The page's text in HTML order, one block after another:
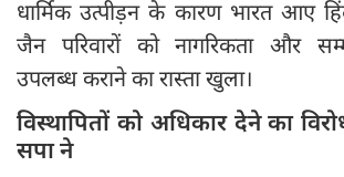
धार्मिक उत्पीड़न के कारण भारत आए
जैन परिवारों को नागरिकता और
उपलब्ध कराने का रास्ता खुला।
विस्थापितों को अधिकार देने का
सपा ने